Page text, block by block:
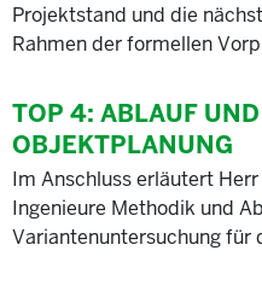
Projektstand und die
Rahmen der formellen
TOP 4: ABLAUF
OBJEKTPLANUNG
Im Anschluss erläutert
Ingenieure Methodik und
Variantenuntersuchung für